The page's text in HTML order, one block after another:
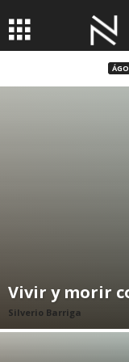
Vivir y morir
Silverio Barriga